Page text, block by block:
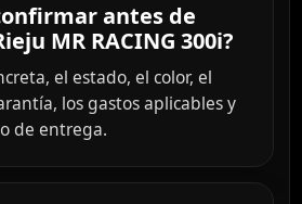
antes de
MR RACING 300i?
el estado, el color, el
los gastos aplicables y
de entrega.